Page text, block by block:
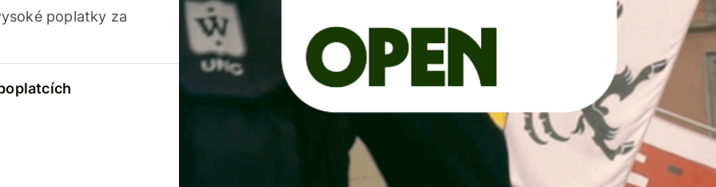
poplatky za